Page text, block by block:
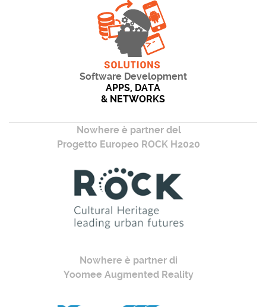
Software Development
APPS, DATA
& NETWORKS
Nowhere è partner del
Progetto Europeo ROCK H2020
Nowhere è partner di
Yoomee Augmented Reality